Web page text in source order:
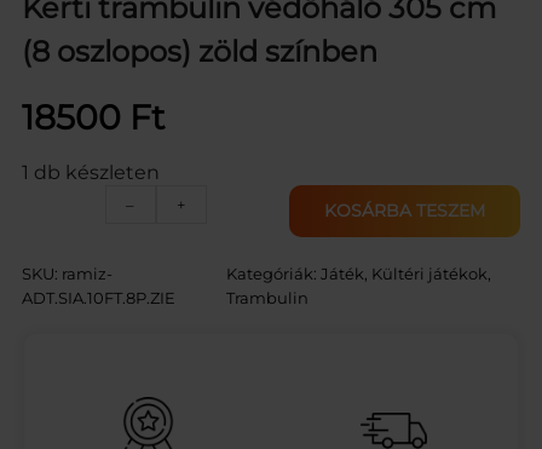
Kerti trambulin védőháló 305 cm
(8 oszlopos) zöld színben
18500 Ft
1 db készleten
–
i
b
u
+ KOSÁRBA TESZEM
SKU: ramiz-
ADT.SIA.10FT.8P.ZIE
Kategóriák:Játék Kültéri játékok
Trambulin